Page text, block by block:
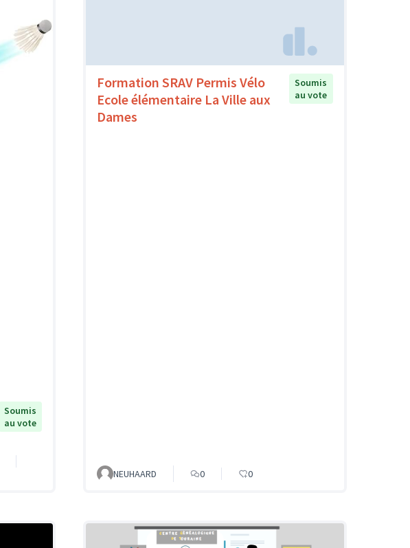
Soumis
au vote
Formation SRAV Permis Vélo
Ecole élémentaire La Ville aux
Dames
Soumis
au vote
NEUHAARD 0 0